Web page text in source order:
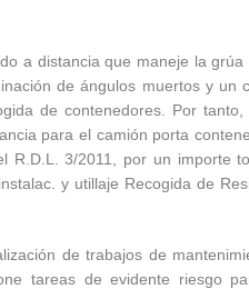
a distancia que maneje la grúa
de ángulos muertos y un
de contenedores. Por tanto,
para el camión porta
R.D.L. 3/2011, por un importe
y utillaje Recogida de
de trabajos de
tareas de evidente riesgo